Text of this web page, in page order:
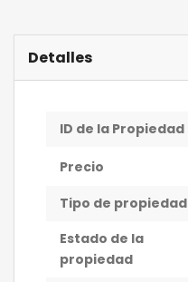
Detalles
ID de la Propiedad
Precio
Tipo de propiedad
Estado de la
propiedad